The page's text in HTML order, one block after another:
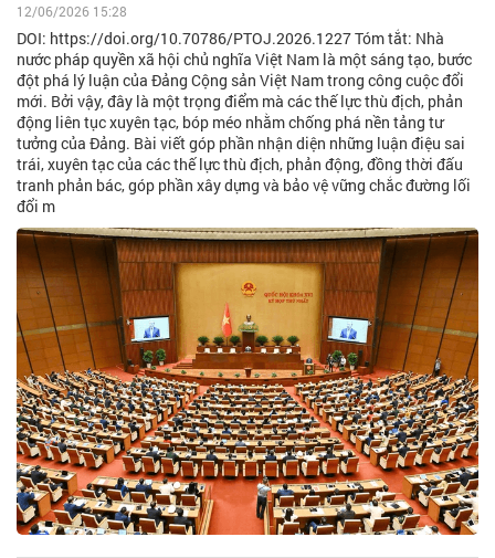
12/06/2026 15:28
DOI: https://doi.org/10.70786/PTOJ.2026.1227 Tóm tắt: Nhà
nước pháp quyền xã hội chủ nghĩa Việt Nam là một sáng tạo, bước
đột phá lý luận của Đảng Cộng sản Việt Nam trong công cuộc đổi
mới. Bởi vậy, đây là một trọng điểm mà các thế lực thù địch, phản
động liên tục xuyên tạc, bóp méo nhằm chống phá nền tảng tư
tưởng của Đảng. Bài viết góp phần nhận diện những luận điệu sai
trái, xuyên tạc của các thế lực thù địch, phản động, đồng thời đấu
tranh phản bác, góp phần xây dựng và bảo vệ vững chắc đường lối
đổi m